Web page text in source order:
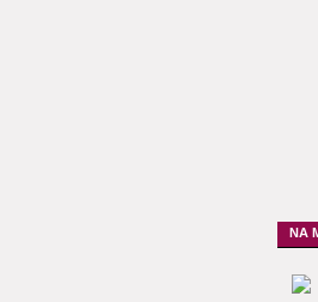
NA